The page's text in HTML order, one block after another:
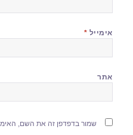
אימייל *
אתר
שמור בדפדפן זה את השם,